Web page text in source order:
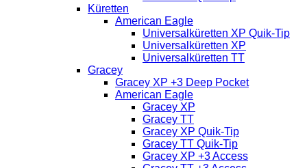
Küretten
American Eagle
Universalküretten XP Quik-Tip
Universalküretten XP
Universalküretten TT
Gracey
Gracey XP +3 Deep Pocket
American Eagle
Gracey XP
Gracey TT
Gracey XP Quik-Tip
Gracey TT Quik-Tip
Gracey XP +3 Access